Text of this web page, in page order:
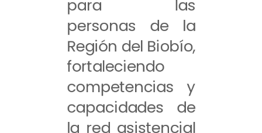
para las
personas de la
Región del Biobío,
fortaleciendo
competencias y
capacidades de
la red asistencial